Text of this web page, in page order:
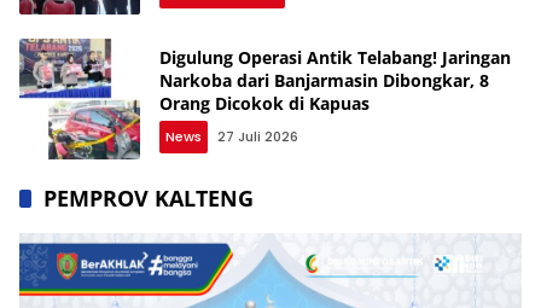
Digulung Operasi Antik Telabang! Jaringan
Narkoba dari Banjarmasin Dibongkar, 8
Orang Dicokok di Kapuas
News 27 Juli 2026
PEMPROV KALTENG